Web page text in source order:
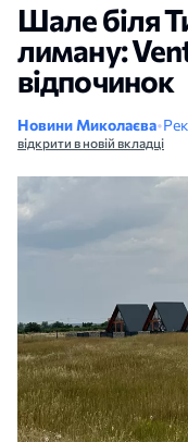
Шале біля
лиману:
відпочинок
Новини Миколаєва•
відкрити в новій вкладці